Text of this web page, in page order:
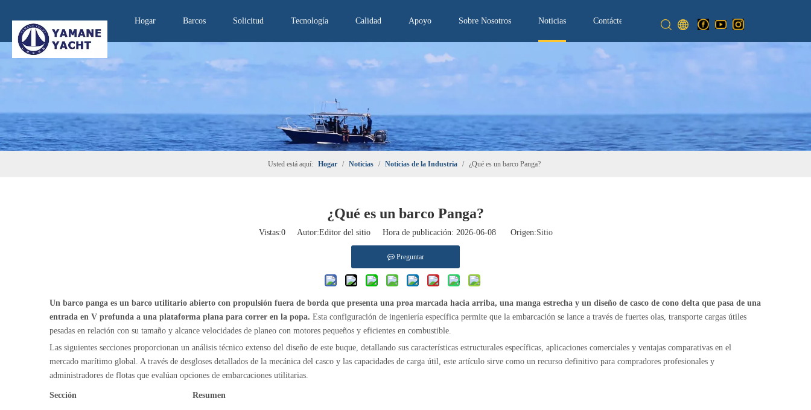
Hogar Barcos Solicitud Tecnología Calidad Apoyo Sobre Nosotros Noticias Contáctenos
Usted está aquí: Hogar / Noticias / Noticias de la Industria / ¿Qué es un barco Panga?
¿Qué es un barco Panga?
Vistas:0Autor:Editor del sitio Hora de publicación: 2026-06-08 Origen:Sitio
Preguntar
Un barco panga es un barco utilitario abierto con propulsión fuera de borda que presenta una proa marcada hacia arriba, una manga estrecha y un diseño de casco de cono delta que pasa de una
entrada en V profunda a una plataforma plana para correr en la popa. Esta configuración de ingeniería específica permite que la embarcación se lance a través de fuertes olas, transporte cargas útiles
pesadas en relación con su tamaño y alcance velocidades de planeo con motores pequeños y eficientes en combustible.
Las siguientes secciones proporcionan un análisis técnico extenso del diseño de este buque, detallando sus características estructurales específicas, aplicaciones comerciales y ventajas comparativas en el
mercado marítimo global. A través de desgloses detallados de la mecánica del casco y las capacidades de carga útil, este artículo sirve como un recurso definitivo para compradores profesionales y
administradores de flotas que evalúan opciones de embarcaciones utilitarias.
Sección Resumen